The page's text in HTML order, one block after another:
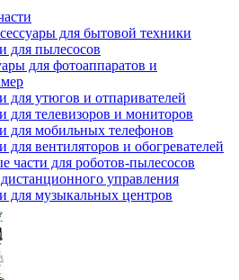
для бытовой техники
для пылесосов
для фотоаппаратов и
для утюгов и отпаривателей
для телевизоров и мониторов
для мобильных телефонов
для вентиляторов и обогревателей
части для роботов-пылесосов
управления
для музыкальных центров